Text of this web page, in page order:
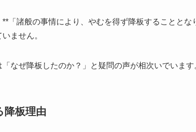
「諸般の事情により、やむを得ず降板することとな
ません。
なぜ降板したのか？」と疑問の声が相次いでいます
降板理由